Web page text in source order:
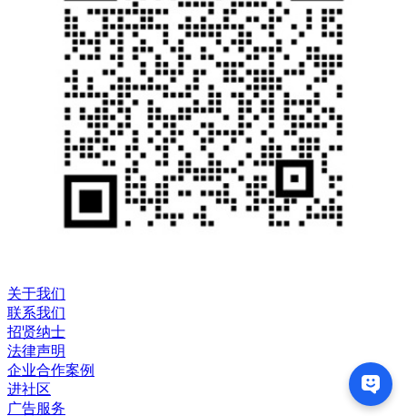
关于我们
联系我们
招贤纳士
法律声明
企业合作案例
进社区
广告服务